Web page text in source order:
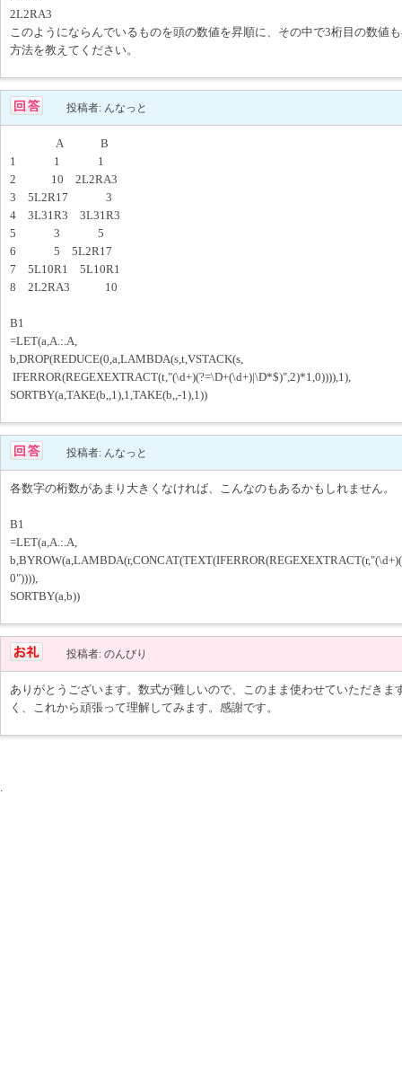
2L2RA3
このようにならんでいるものを頭の数値を昇順に、その中で3桁目の数値
方法を教えてください。
投稿者: んなっと
A B
1 1 1
2 10 2L2RA3
3 5L2R17 3
4 3L31R3 3L31R3
5 3 5
6 5 5L2R17
7 5L10R1 5L10R1
8 2L2RA3 10
B1
=LET(a,A.:.A,
b,DROP(REDUCE(0,a,LAMBDA(s,t,VSTACK(s,
IFERROR(REGEXEXTRACT(t,"(\d+)(?=\D+(\d+)|\D*$)",2)*1,0)))),1),
SORTBY(a,TAKE(b,,1),1,TAKE(b,,-1),1))
投稿者: んなっと
各数字の桁数があまり大きくなければ、こんなのもあるかもしれません。
B1
=LET(a,A.:.A,
0")))),
SORTBY(a,b))
投稿者: のんびり
ありがとうございます。数式が難しいので、このまま使わせていただきま
く、これから頑張って理解してみます。感謝です。